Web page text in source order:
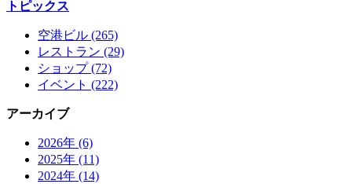
トピックス
空港ビル (265)
レストラン (29)
ショップ (72)
イベント (222)
アーカイブ
2026年 (6)
2025年 (11)
2024年 (14)